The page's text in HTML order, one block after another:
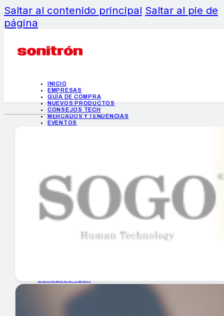
Saltar al contenido principal Saltar al pie de
página
INICIO
EMPRESAS
GUÍA DE COMPRA
NUEVOS PRODUCTOS
CONSEJOS TECH
MERCADOS Y TENDENCIAS
EVENTOS
INICIO
EMPRESAS
GUÍA DE COMPRA